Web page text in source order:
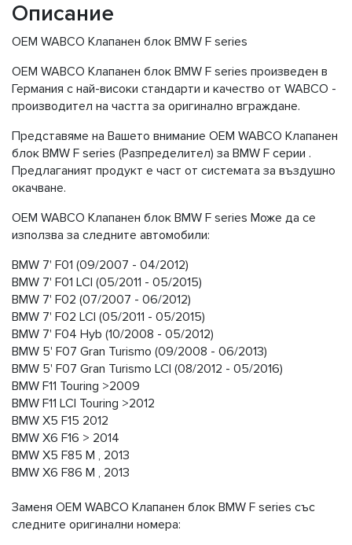
Описание
OEM WABCO Клапанен блок BMW F series
OEM WABCO Клапанен блок BMW F series произведен в
Германия с най-високи стандарти и качество от WABCO -
производител на частта за оригинално вграждане.
Представяме на Вашето внимание OEM WABCO Клапанен
блок BMW F series (Разпределител) за BMW F серии .
Предлаганият продукт е част от системата за въздушно
окачване.
OEM WABCO Клапанен блок BMW F series Може да се
използва за следните автомобили:
BMW 7' F01 (09/2007 - 04/2012)
BMW 7' F01 LCI (05/2011 - 05/2015)
BMW 7' F02 (07/2007 - 06/2012)
BMW 7' F02 LCI (05/2011 - 05/2015)
BMW 7' F04 Hyb (10/2008 - 05/2012)
BMW 5' F07 Gran Turismo (09/2008 - 06/2013)
BMW 5' F07 Gran Turismo LCI (08/2012 - 05/2016)
BMW F11 Touring >2009
BMW F11 LCI Touring >2012
BMW X5 F15 2012
BMW X6 F16 > 2014
BMW X5 F85 M , 2013
BMW X6 F86 M , 2013
Заменя OEM WABCO Клапанен блок BMW F series със
следните оригинални номера: